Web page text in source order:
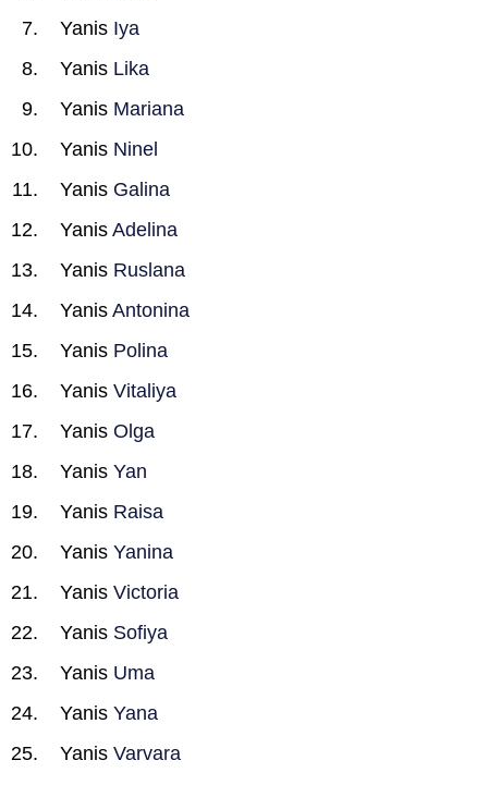
Yanis Iya
Yanis Lika
Yanis Mariana
Yanis Ninel
Yanis Galina
Yanis Adelina
Yanis Ruslana
Yanis Antonina
Yanis Polina
Yanis Vitaliya
Yanis Olga
Yanis Yan
Yanis Raisa
Yanis Yanina
Yanis Victoria
Yanis Sofiya
Yanis Uma
Yanis Yana
Yanis Varvara